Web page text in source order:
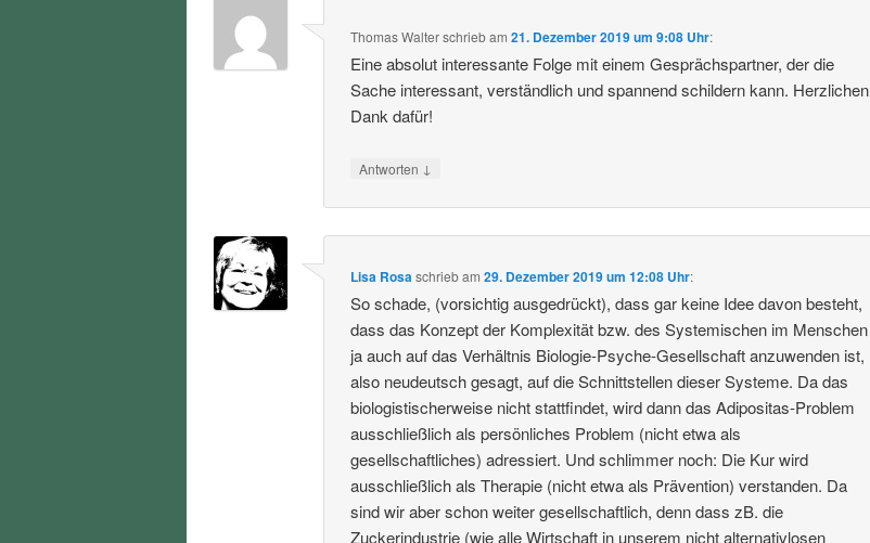
Thomas Walterschriebam21. Dezember 2019 um 9:08 Uhr:
Eine absolut interessante Folge mit einem Gesprächspartner, der die
Sache interessant, verständlich und spannend schildern kann. Herzlichen
Dank dafür!
Antworten ↓
Lisa Rosaschriebam29. Dezember 2019 um 12:08 Uhr:
So schade, (vorsichtig ausgedrückt), dass gar keine Idee davon besteht,
dass das Konzept der Komplexität bzw. des Systemischen im Menschen
ja auch auf das Verhältnis Biologie-Psyche-Gesellschaft anzuwenden ist,
also neudeutsch gesagt, auf die Schnittstellen dieser Systeme. Da das
biologistischerweise nicht stattfindet, wird dann das Adipositas-Problem
ausschließlich als persönliches Problem (nicht etwa als
gesellschaftliches) adressiert. Und schlimmer noch: Die Kur wird
ausschließlich als Therapie (nicht etwa als Prävention) verstanden. Da
sind wir aber schon weiter gesellschaftlich, denn dass zB. die
Zuckerindustrie (wie alle Wirtschaft in unserem nicht alternativlosen